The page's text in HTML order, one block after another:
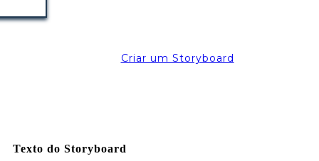
Criar um Storyboard
Texto do Storyboard